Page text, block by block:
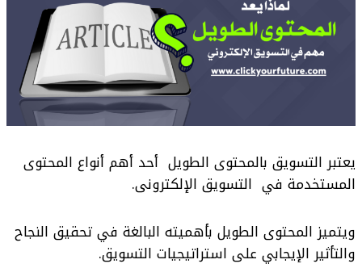
يعتبر التسويق بالمحتوى الطويل أحد أهم أنواع المحتوى
المستخدمة في التسويق الإلكترونى.
ويتميز المحتوى الطويل بأهميته البالغة في تحقيق النجاح
والتأثير الإيجابي على استراتيجيات التسويق.